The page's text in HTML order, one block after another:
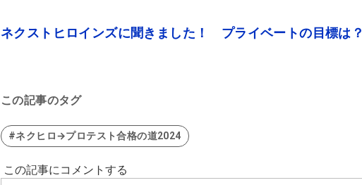
ネクストヒロインズに聞きました！ プライベートの目標は？
この記事のタグ
#ネクヒロ→プロテスト合格の道2024